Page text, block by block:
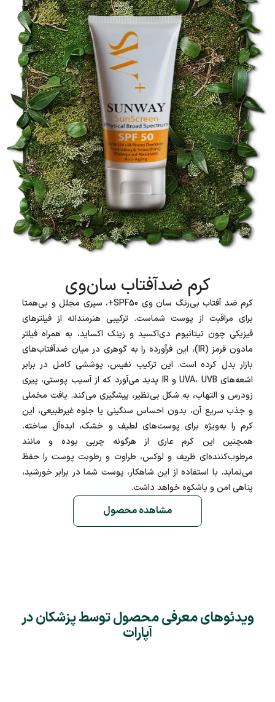
کرم ضدآفتاب سان‌وی
کرم ضد آفتاب بی‌رنگ سان وی SPF50+، سپری مجلل و بی‌همتا
برای مراقبت از پوست شماست. ترکیبی هنرمندانه از فیلترهای
فیزیکی چون تیتانیوم دی‌اکسید و زینک اکساید، به همراه فیلتر
مادون قرمز (IR)، این فرآورده را به گوهری در میان ضدآفتاب‌های
بازار بدل کرده است. این ترکیب نفیس، پوششی کامل در برابر
اشعه‌های UVA، UVB و IR پدید می‌آورد که از آسیب‌ پوستی، پیری
زودرس و التهاب، به شکل بی‌نظیر، پیشگیری می‌کند. بافت مخملی
و جذب سریع آن، بدون احساس سنگینی یا جلوه غیرطبیعی، این
کرم را به‌ویژه برای پوست‌های لطیف و خشک، ایده‌آل ساخته.
همچنین این کرم عاری از هرگونه چربی بوده و مانند
مرطوب‌کننده‌ای ظریف و لوکس، طراوت و رطوبت پوست را حفظ
می‌نماید. با استفاده از این شاهکار، پوست شما در برابر خورشید،
پناهی امن و باشکوه خواهد داشت.
مشاهده محصول
ویدئوهای معرفی محصول توسط پزشکان در
آپارات